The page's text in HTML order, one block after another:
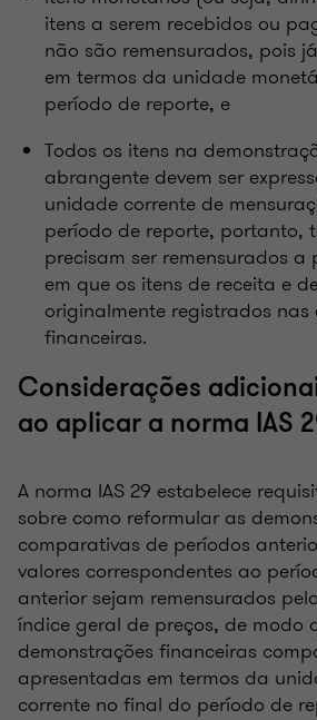
itens a serem recebidos ou
não são remensurados, pois
em termos da unidade
período de reporte, e
Todos os itens na
abrangente devem ser
unidade corrente de
período de reporte, portanto,
precisam ser remensurados
em que os itens de receita e
originalmente registrados nas
financeiras.
Considerações
ao aplicar a norma IAS
A norma IAS 29 estabelece
sobre como reformular as
comparativas de períodos
valores correspondentes ao
anterior sejam remensurados
índice geral de preços, de modo
demonstrações financeiras
apresentadas em termos da
corrente no final do período de